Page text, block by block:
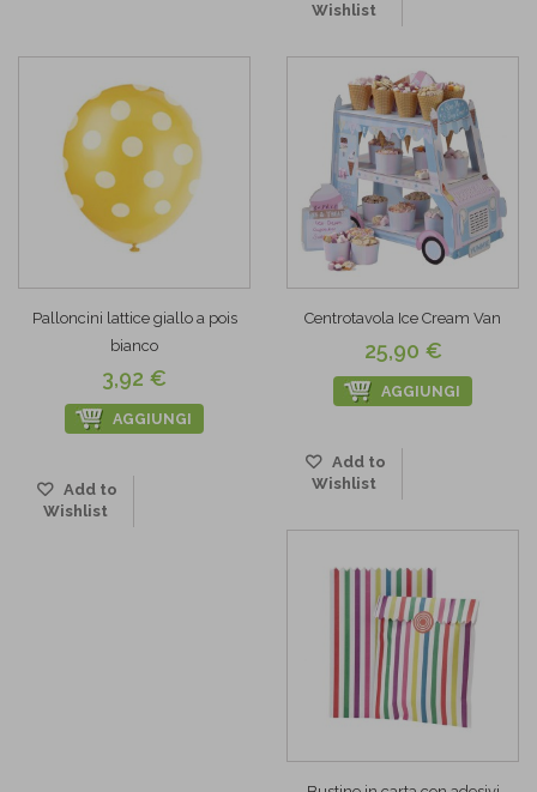
Wishlist
Palloncini lattice giallo a pois
bianco
3,92 €
AGGIUNGI
Add to
Wishlist
Centrotavola Ice Cream Van
25,90 €
AGGIUNGI
Add to
Wishlist